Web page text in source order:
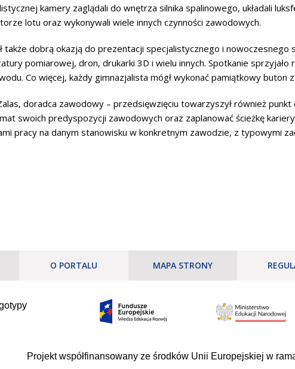
kamery zaglądali do wnętrza silnika spalinowego, układali
lotu oraz wykonywali wiele innych czynności zawodowych.
także dobrą okazją do prezentacji specjalistycznego i
pomiarowej, dron, drukarki 3D i wielu innych. Spotkanie
Co więcej, każdy gimnazjalista mógł wykonać pamiątkowy buton
doradca zawodowy – przedsięwzięciu towarzyszył również
swoich predyspozycji zawodowych oraz zaplanować ścieżkę
pracy na danym stanowisku w konkretnym zawodzie, z typowymi
O PORTALU MAPA STRONY
Projekt współfinansowany ze środków Unii Europejskiej w